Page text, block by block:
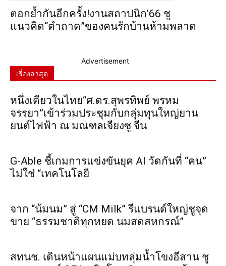
ตอกย้ำกันอีกครั้ง!งานสถาปนิก’66 ชู
แนวคิด“ตำถาด”ของคนรักบ้านห้ามพลาด
Advertisement
เรื่องล่าสุด
หนึ่งเดียวในไทย“ศ.ดร.สุพรทิพย์ พรหม
จรรยา”เข้าร่วมประชุมกับกลุ่มทุนใหญ่ยาน
ยนต์ไฟฟ้า ณ มณฑลเจียงซู จีน
G-Able ชี้เกมการแข่งขันยุค AI วัดกันที่ “คน”
ไม่ใช่ “เทคโนโลยี
จาก “น้มนม” สู่ “CM Milk” รีแบรนด์ใหญ่ชูจุด
ขาย “ธรรมชาติทุกหยด นมสดสหกรณ์”
สทนช. เดินหน้าแผนแม่บทลุ่มน้ำโขงอีสาน ชู